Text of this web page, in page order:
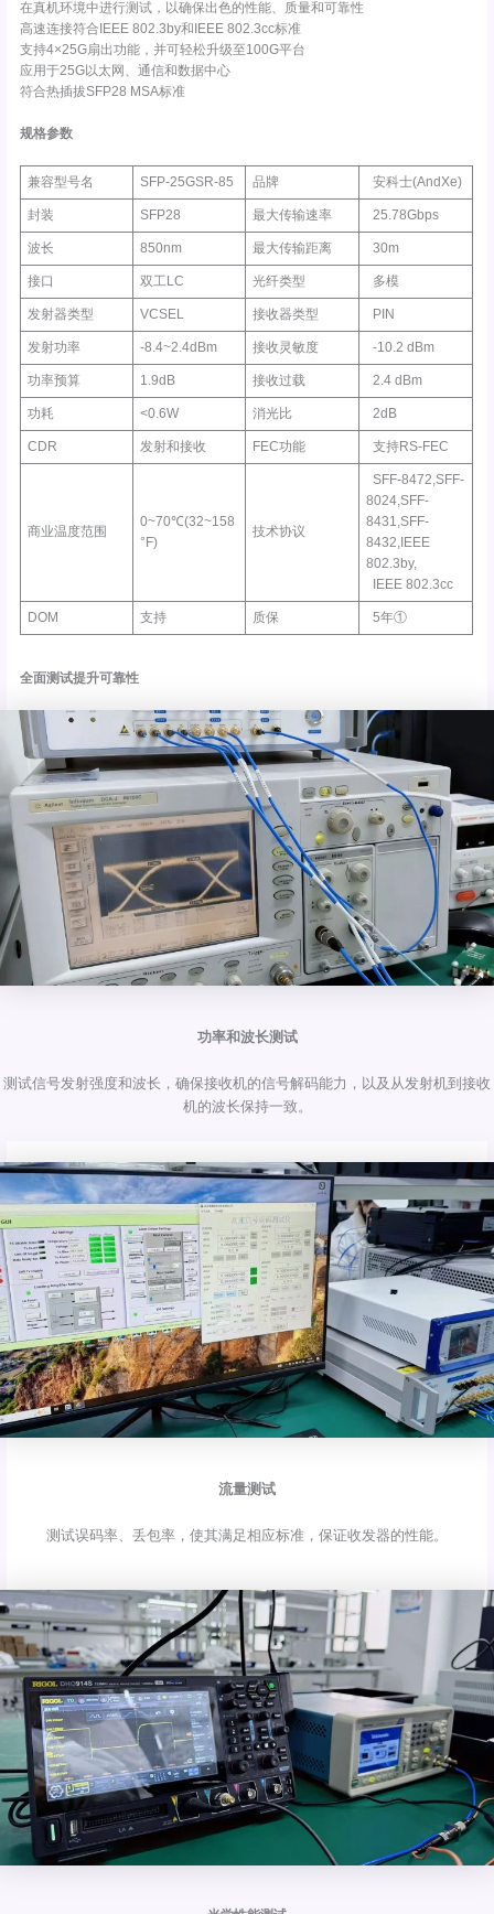
在真机环境中进行测试，以确保出色的性能、质量和可靠性
高速连接符合IEEE 802.3by和IEEE 802.3cc标准
支持4×25G扇出功能，并可轻松升级至100G平台
应用于25G以太网、通信和数据中心
符合热插拔SFP28 MSA标准
规格参数
兼容型号名 SFP-25GSR-85 品牌 安科士(AndXe)
封装 SFP28 最大传输速率 25.78Gbps
波长 850nm 最大传输距离 30m
接口 双工LC 光纤类型 多模
发射器类型 VCSEL 接收器类型 PIN
发射功率 -8.4~2.4dBm 接收灵敏度 -10.2 dBm
功率预算 1.9dB 接收过载 2.4 dBm
功耗 <0.6W 消光比 2dB
CDR 发射和接收 FEC功能 支持RS-FEC
商业温度范围
0~70℃(32~158
°F)
技术协议
SFF-8472,SFF-
8024,SFF-
8431,SFF-
8432,IEEE
802.3by,
IEEE 802.3cc
DOM 支持 质保 5年①
全面测试提升可靠性
功率和波长测试
测试信号发射强度和波长，确保接收机的信号解码能力，以及从发射机到接收
机的波长保持一致。
流量测试
测试误码率、丢包率，使其满足相应标准，保证收发器的性能。